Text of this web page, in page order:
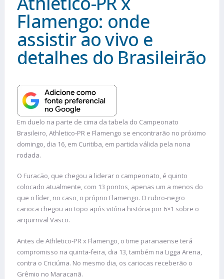
Flamengo: onde
assistir ao vivo e
detalhes do Brasileirão
Em duelo na parte de cima da tabela do Campeonato
Brasileiro, Athletico-PR e Flamengo se encontrarão no próximo
domingo, dia 16, em Curitiba, em partida válida pela nona
rodada.
O Furacão, que chegou a liderar o campeonato, é quinto
colocado atualmente, com 13 pontos, apenas um a menos do
que o líder, no caso, o próprio Flamengo. O rubro-negro
carioca chegou ao topo após vitória história por 6×1 sobre o
arquirrival Vasco.
Antes de Athletico-PR x Flamengo, o time paranaense terá
compromisso na quinta-feira, dia 13, também na Ligga Arena,
contra o Criciúma. No mesmo dia, os cariocas receberão o
Grêmio no Maracanã.